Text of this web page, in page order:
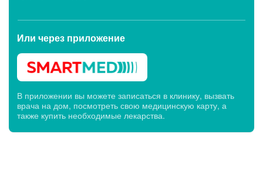
Или через приложение
В приложении вы можете записаться в клинику, вызвать
врача на дом, посмотреть свою медицинскую карту, а
также купить необходимые лекарства.